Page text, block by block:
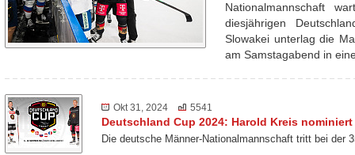
Nationalmannschaft
diesjährigen
Slowakei unterlag die
am Samstagabend in
Okt 31, 2024 5541
Deutschland Cup 2024: Harold Kreis
Die deutsche Männer-Nationalmannschaft tritt bei der